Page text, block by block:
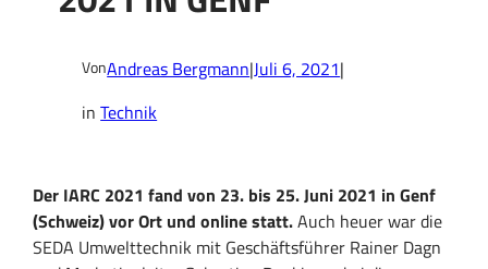
VonAndreas Bergmann|Juli 6, 2021|
inTechnik
Der IARC 2021 fand von 23. bis 25. Juni 2021 in Genf
(Schweiz) vor Ort und online statt.Auch heuer war die
SEDA Umwelttechnik mit Geschäftsführer Rainer Dagn